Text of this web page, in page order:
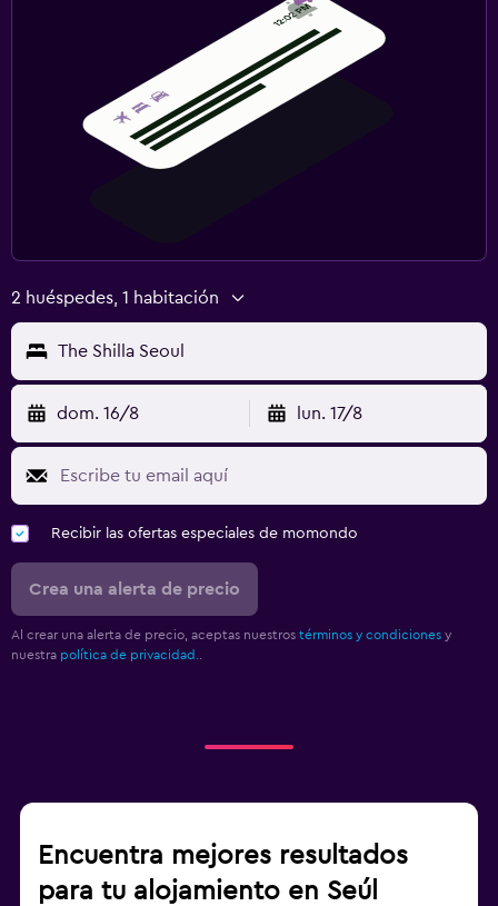
2 huéspedes, 1 habitación
The Shilla Seoul
dom. 16/8 lun. 17/8
Recibir las ofertas especiales de momondo
Crea una alerta de precio
Al crear una alerta de precio, aceptas nuestros términos y condiciones y
nuestra política de privacidad.
Encuentra mejores resultados
para tu alojamiento en Seúl